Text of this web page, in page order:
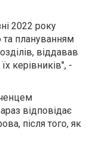
2022 року
плануванням
віддавав
керівників", -
відповідає
після того, як